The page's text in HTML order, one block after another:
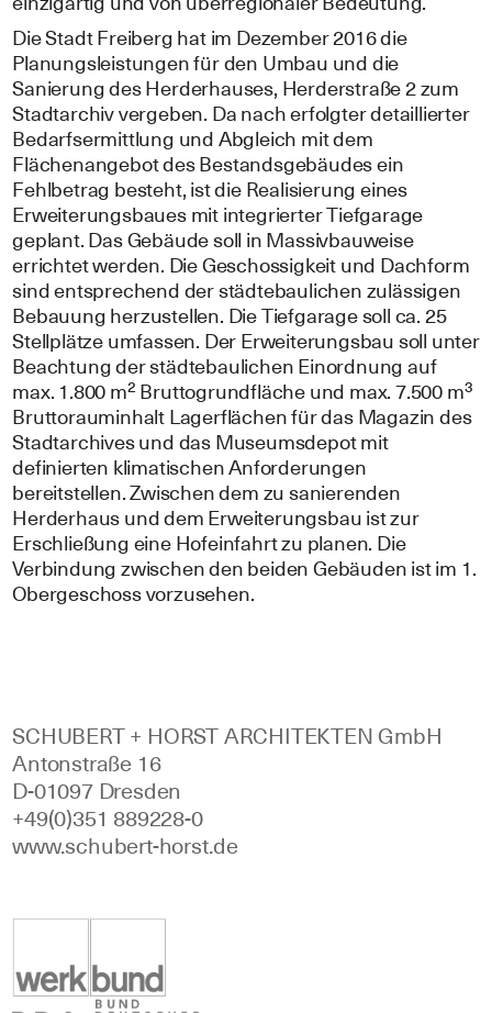
Die Stadt Freiberg hat im Dezember 2016 die
Planungsleistungen für den Umbau und die
Sanierung des Herderhauses, Herderstraße 2 zum
Stadtarchiv vergeben. Da nach erfolgter detaillierter
Bedarfsermittlung und Abgleich mit dem
Flächenangebot des Bestandsgebäudes ein
Fehlbetrag besteht, ist die Realisierung eines
Erweiterungsbaues mit integrierter Tiefgarage
geplant. Das Gebäude soll in Massivbauweise
errichtet werden. Die Geschossigkeit und Dachform
sind entsprechend der städtebaulichen zulässigen
Bebauung herzustellen. Die Tiefgarage soll ca. 25
Stellplätze umfassen. Der Erweiterungsbau soll unter
Beachtung der städtebaulichen Einordnung auf
max. 1.800 m² Bruttogrundfläche und max. 7.500 m³
Bruttorauminhalt Lagerflächen für das Magazin des
Stadtarchives und das Museumsdepot mit
definierten klimatischen Anforderungen
bereitstellen. Zwischen dem zu sanierenden
Herderhaus und dem Erweiterungsbau ist zur
Erschließung eine Hofeinfahrt zu planen. Die
Verbindung zwischen den beiden Gebäuden ist im 1.
Obergeschoss vorzusehen.
SCHUBERT + HORST ARCHITEKTEN GmbH
Antonstraße 16
D‑01097 Dresden
+49(0)351 889228‑0
www.schubert‑horst.de